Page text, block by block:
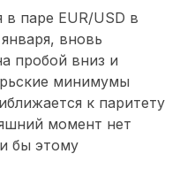
паре EUR/USD в
вновь
пробой вниз и
минимумы
к паритету
момент нет
бы этому